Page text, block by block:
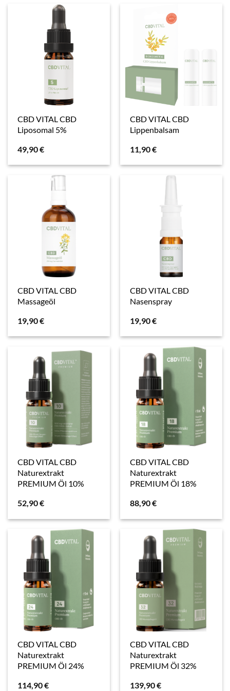
CBD VITAL CBD
Liposomal 5%
49,90€
CBD VITAL CBD
Lippenbalsam
11,90€
CBD VITAL CBD
Massageöl
19,90€
CBD VITAL CBD
Nasenspray
19,90€
CBD VITAL CBD
Naturextrakt
PREMIUM Öl 10%
52,90€
CBD VITAL CBD
Naturextrakt
PREMIUM Öl 18%
88,90€
CBD VITAL CBD
Naturextrakt
PREMIUM Öl 24%
114,90€
CBD VITAL CBD
Naturextrakt
PREMIUM Öl 32%
139,90€